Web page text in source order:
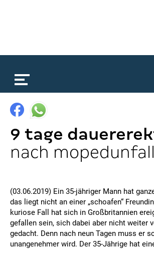
9 tage
nach
(03.06.2019) Ein 35-jähriger Mann hat
das liegt nicht an einer „schoafen“
kuriose Fall hat sich in Großbritannien
gefallen sein, sich dabei aber nicht weiter
gedacht. Denn nach neun Tagen muss er
unangenehmer wird. Der 35-Jährige hat